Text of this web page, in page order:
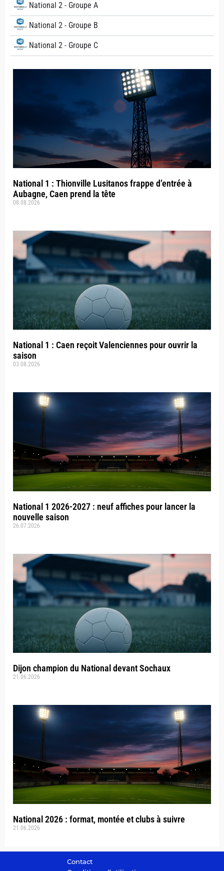
National 2 - Groupe A
National 2 - Groupe B
National 2 - Groupe C
National 1 : Thionville Lusitanos frappe d’entrée à
Aubagne, Caen prend la tête
08.08.2026
National 1 : Caen reçoit Valenciennes pour ouvrir la
saison
03.08.2026
National 1 2026-2027 : neuf affiches pour lancer la
nouvelle saison
26.07.2026
Dijon champion du National devant Sochaux
21.06.2026
National 2026 : format, montée et clubs à suivre
21.06.2026
Contact